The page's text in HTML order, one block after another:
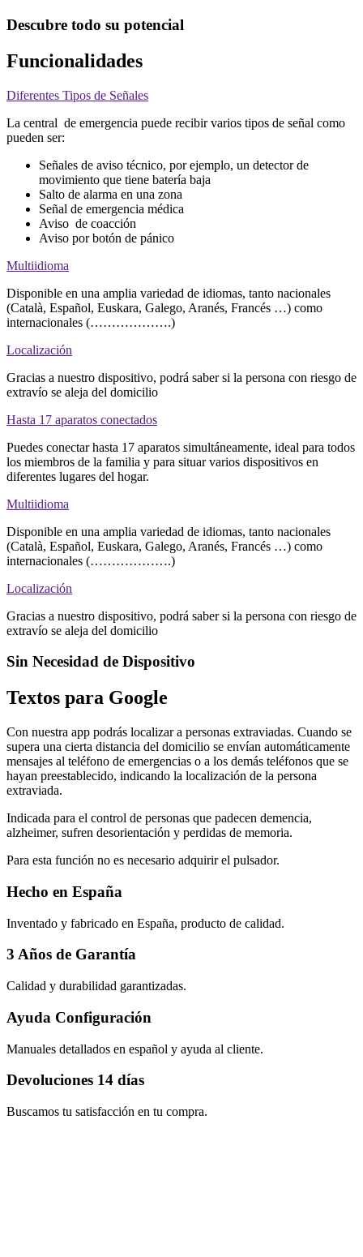
Descubre todo su potencial
Funcionalidades
Diferentes Tipos de Señales
La central de emergencia puede recibir varios tipos de señal como
pueden ser:
Señales de aviso técnico, por ejemplo, un detector de
movimiento que tiene batería baja
Salto de alarma en una zona
Señal de emergencia médica
Aviso de coacción
Aviso por botón de pánico
Multiidioma
Disponible en una amplia variedad de idiomas, tanto nacionales
(Català, Español, Euskara, Galego, Aranés, Francés …) como
internacionales (……………….)
Localización
Gracias a nuestro dispositivo, podrá saber si la persona con riesgo de
extravío se aleja del domicilio
Hasta 17 aparatos conectados
Puedes conectar hasta 17 aparatos simultáneamente, ideal para todos
los miembros de la familia y para situar varios dispositivos en
diferentes lugares del hogar.
Multiidioma
Disponible en una amplia variedad de idiomas, tanto nacionales
(Català, Español, Euskara, Galego, Aranés, Francés …) como
internacionales (……………….)
Localización
Gracias a nuestro dispositivo, podrá saber si la persona con riesgo de
extravío se aleja del domicilio
Sin Necesidad de Dispositivo
Textos para Google
Con nuestra app podrás localizar a personas extraviadas. Cuando se
supera una cierta distancia del domicilio se envían automáticamente
mensajes al teléfono de emergencias o a los demás teléfonos que se
hayan preestablecido, indicando la localización de la persona
extraviada.
Indicada para el control de personas que padecen demencia,
alzheimer, sufren desorientación y perdidas de memoria.
Para esta función no es necesario adquirir el pulsador.
Hecho en España
Inventado y fabricado en España, producto de calidad.
3 Años de Garantía
Calidad y durabilidad garantizadas.
Ayuda Configuración
Manuales detallados en español y ayuda al cliente.
Devoluciones 14 días
Buscamos tu satisfacción en tu compra.